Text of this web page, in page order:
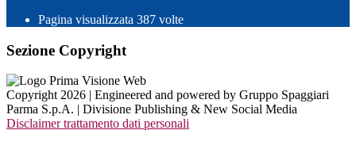
Pagina visualizzata 387 volte
Sezione Copyright
Copyright 2026 | Engineered and powered by Gruppo Spaggiari
Parma S.p.A. | Divisione Publishing & New Social Media
Disclaimer trattamento dati personali